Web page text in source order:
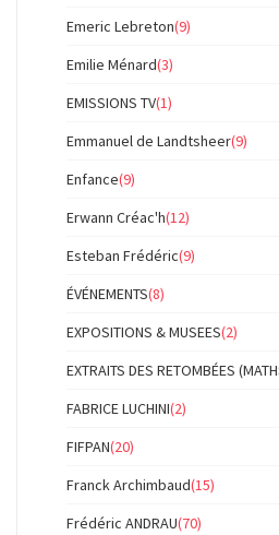
Emeric Lebreton(9)
Emilie Ménard(3)
EMISSIONS TV(1)
Emmanuel de Landtsheer(9)
Enfance(9)
Erwann Créac'h(12)
Esteban Frédéric(9)
ÉVÉNEMENTS(8)
EXPOSITIONS & MUSEES(2)
EXTRAITS DES RETOMBÉES
FABRICE LUCHINI(2)
FIFPAN(20)
Franck Archimbaud(15)
Frédéric ANDRAU(70)